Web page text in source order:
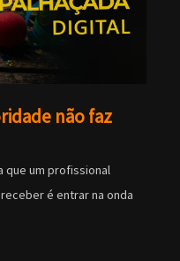
não faz
que um profissional
é entrar na onda